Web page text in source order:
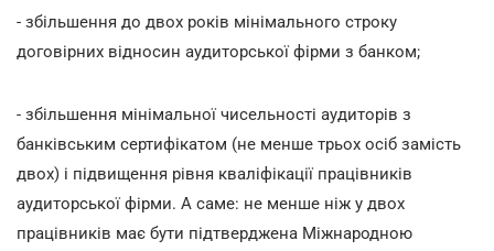
- збільшення до двох років мінімального строку
договірних відносин аудиторської фірми з банком;
- збільшення мінімальної чисельності аудиторів з
банківським сертифікатом (не менше трьох осіб замість
двох) і підвищення рівня кваліфікації працівників
аудиторської фірми. А саме: не менше ніж у двох
працівників має бути підтверджена Міжнародною